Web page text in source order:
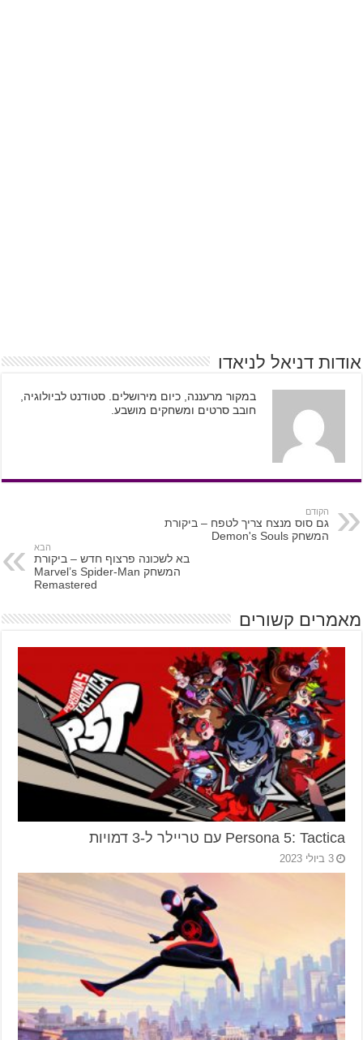
אודות דניאל לניאדו
במקור מרעננה, כיום מירושלים. סטודנט לביולוגיה,
חובב סרטים ומשחקים מושבע.
הקודם
גם סוס מנצח צריך לטפח – ביקורת
המשחק Demon's Souls
הבא
בא לשכונה פרצוף חדש – ביקורת
המשחק Marvel’s Spider-Man
Remastered
מאמרים קשורים
Persona 5: Tactica עם טריילר ל-3 דמויות
3 ביולי 2023